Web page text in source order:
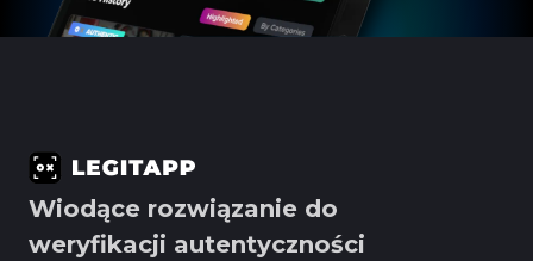
Wiodące rozwiązanie do
weryfikacji autentyczności